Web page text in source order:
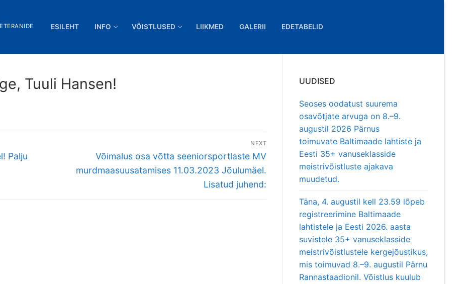
ESILEHT INFO VÕISTLUSED LIIKMED GALERII EDETABELID
Tuuli Hansen!
Palju
NEXT
Next
post:
Võimalus osa võtta seeniorsportlaste MV
murdmaasuusatamises 11.03.2023 Jõulumäel.
Lisatud juhend:
UUDISED
Seoses oodatust suurema
osavõtjate arvuga on 8.–9.
augustil 2026 Pärnus
toimuvate Baltimaade lahtiste ja
Eesti 35+ vanuseklasside
meistrivõistluste ajakava
muudetud.
Täna, 4. augustil kell 23.59 lõpeb
registreerimine Baltimaade
lahtistele ja Eesti 2026. aasta
suvistele 35+ vanuseklasside
meistrivõistlustele kergejõustikus,
mis toimuvad 8.–9. augustil Pärnu
Rannastaadionil. Võistlus kuulub